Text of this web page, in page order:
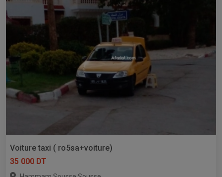
Voiture taxi ( ro5sa+voiture)
35 000 DT